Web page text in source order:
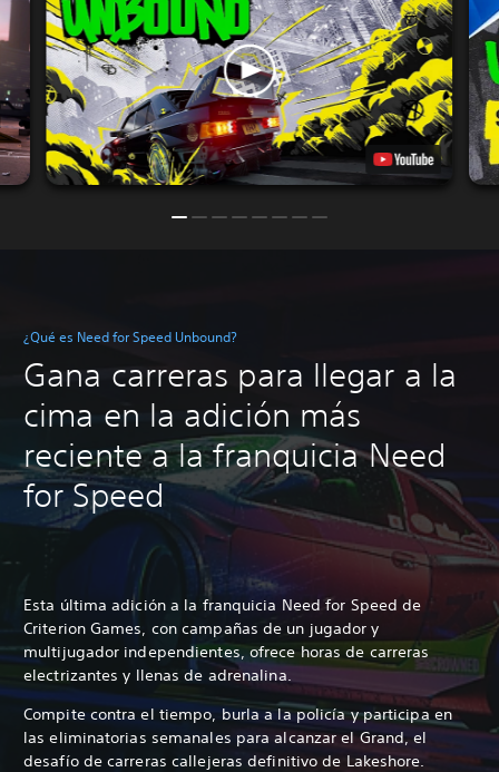
¿Qué es Need for Speed Unbound?
Gana carreras para llegar a la
cima en la adición más
reciente a la franquicia Need
for Speed
Esta última adición a la franquicia Need for Speed de
Criterion Games, con campañas de un jugador y
multijugador independientes, ofrece horas de carreras
electrizantes y llenas de adrenalina.
Compite contra el tiempo, burla a la policía y participa en
las eliminatorias semanales para alcanzar el Grand, el
desafío de carreras callejeras definitivo de Lakeshore.